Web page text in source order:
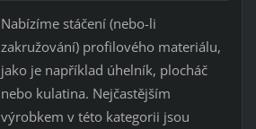
Nabízíme stáčení (nebo-li
zakružování) profilového materiálu,
jako je například úhelník, plocháč
nebo kulatina. Nejčastějším
výrobkem v této kategorii jsou